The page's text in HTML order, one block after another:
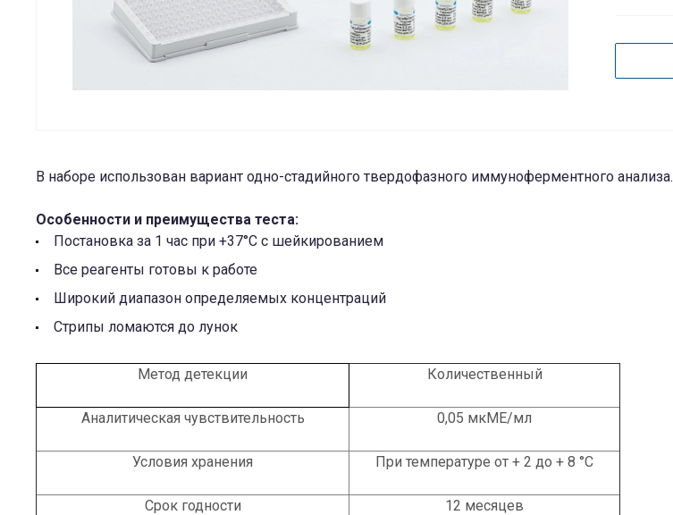
В наборе использован вариант одно-стадийного твердофазного иммуноферментного анализа.
Особенности и преимущества теста:
Постановка за 1 час при +37°С с шейкированием
Все реагенты готовы к работе
Широкий диапазон определяемых концентраций
Стрипы ломаются до лунок
Метод детекции Количественный
Аналитическая чувствительность 0,05 мкМЕ/мл
Условия хранения При температуре от + 2 до + 8 °С
Срок годности 12 месяцев